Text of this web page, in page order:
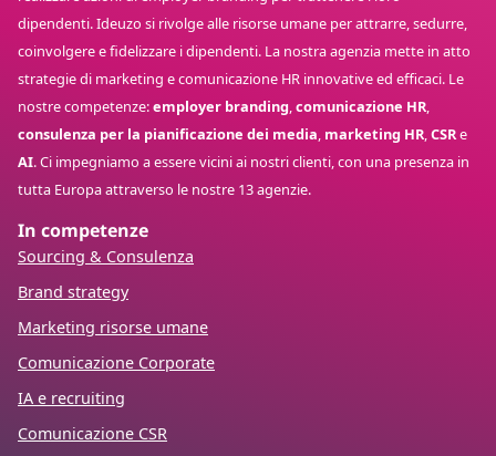
dipendenti. Ideuzo si rivolge alle risorse umane per attrarre, sedurre,
coinvolgere e fidelizzare i dipendenti. La nostra agenzia mette in atto
strategie di marketing e comunicazione HR innovative ed efficaci. Le
nostre competenze:employer branding,comunicazione HR,
consulenza per la pianificazione dei media, marketing HR,CSRe
AI. Ci impegniamo a essere vicini ai nostri clienti, con una presenza in
tutta Europa attraverso le nostre 13 agenzie.
In competenze
Sourcing & Consulenza
Brand strategy
Marketing risorse umane
Comunicazione Corporate
IA e recruiting
Comunicazione CSR